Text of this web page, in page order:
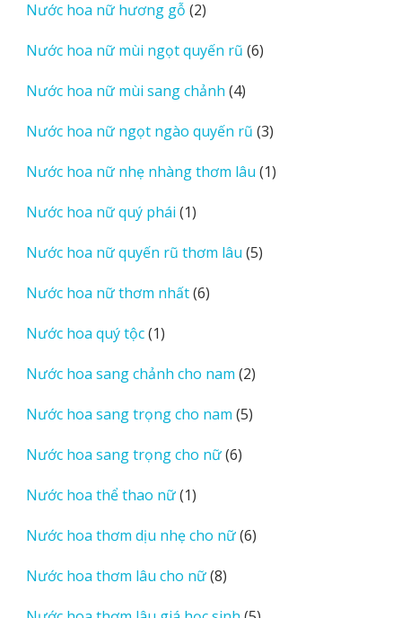
phẩm
Nước hoa nữ hương gỗ 22
phẩm
Nước hoa nữ mùi ngọt quyến rũ 66
Nước hoa nữ mùi sang chảnh 44
phẩm
Nước hoa nữ ngọt ngào quyến rũ 33
phẩm
Nước hoa nữ nhẹ nhàng thơm lâu 11
Nước hoa nữ quý phái 11
phẩm
Nước hoa nữ quyến rũ thơm lâu 55
Nước hoa nữ thơm nhất 66
Nước hoa quý tộc 11
phẩm
Nước hoa sang chảnh cho nam 22
phẩm
Nước hoa sang trọng cho nam 55
Nước hoa sang trọng cho nữ 66
Nước hoa thể thao nữ 11
phẩm
Nước hoa thơm dịu nhẹ cho nữ 66
Nước hoa thơm lâu cho nữ 88